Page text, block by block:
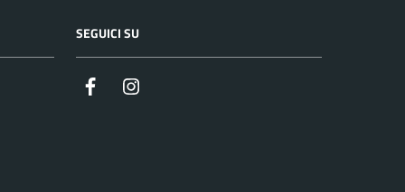
SEGUICI SU
Facebook